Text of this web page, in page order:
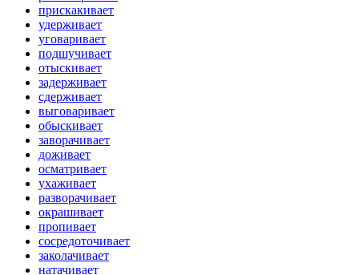
прискакивает
удерживает
уговаривает
подшучивает
отыскивает
задерживает
сдерживает
выговаривает
обыскивает
заворачивает
доживает
осматривает
ухаживает
разворачивает
окрашивает
пропивает
сосредоточивает
заколачивает
натачивает